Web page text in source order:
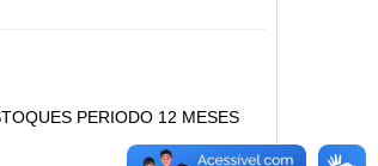
PERIODO 12 MESES